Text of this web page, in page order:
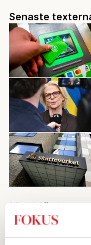
Senaste
Mest lästa